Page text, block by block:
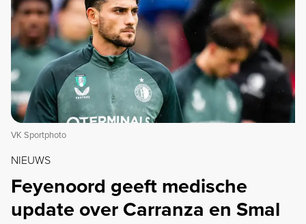
VK Sportphoto
NIEUWS
Feyenoord geeft medische
update over Carranza en Smal